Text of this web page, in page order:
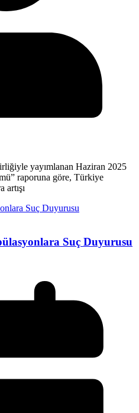
yayımlanan Haziran 2025
raporuna göre, Türkiye
Suç Duyurusu